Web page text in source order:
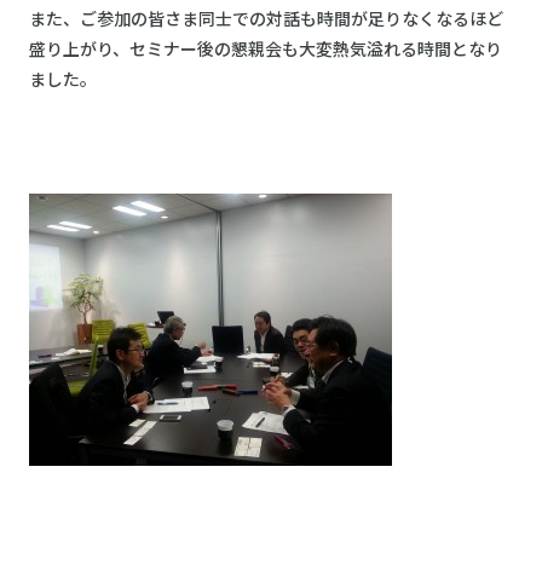
また、ご参加の皆さま同士での対話も時間が足りなくなるほど
盛り上がり、セミナー後の懇親会も大変熱気溢れる時間となり
ました。